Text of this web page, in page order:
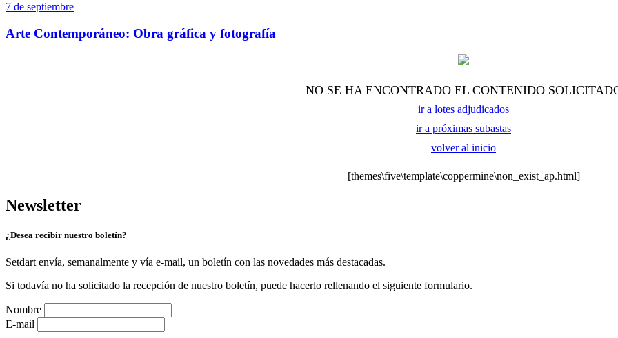
7 de septiembre
Arte Contemporáneo: Obra gráfica y fotografía
NO SE HA ENCONTRADO EL CONTENIDO
ir a lotes adjudicados
ir a próximas subastas
volver al inicio
[themes\five\template\coppermine\non_exist_ap.html]
Newsletter
¿Desea recibir nuestro boletín?
Setdart envía, semanalmente y vía e-mail, un boletín con las novedades más destacadas.
Si todavía no ha solicitado la recepción de nuestro boletín, puede hacerlo rellenando el siguiente formulario.
Nombre
E-mail